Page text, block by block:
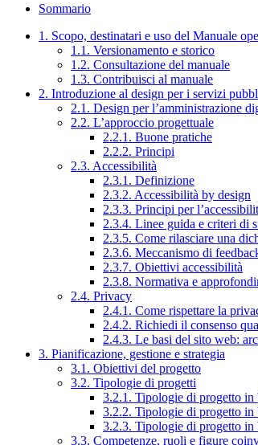
Sommario
1. Scopo, destinatari e uso del Manuale
1.1. Versionamento e storico
1.2. Consultazione del manuale
1.3. Contribuisci al manuale
2. Introduzione al design per i servizi
2.1. Design per l’amministrazione
2.2. L’approccio progettuale
2.2.1. Buone pratiche
2.2.2. Principi
2.3. Accessibilità
2.3.1. Definizione
2.3.2. Accessibilità by design
2.3.3. Principi per
2.3.4. Linee guida e criteri di
2.3.5. Come rilasciare una
2.3.6. Meccanismo di
2.3.7. Obiettivi accessibilità
2.3.8. Normativa e
2.4. Privacy
2.4.1. Come rispettare la
2.4.2. Richiedi il consenso
2.4.3. Le basi del sito web:
3. Pianificazione, gestione e strategia
3.1. Obiettivi del progetto
3.2. Tipologie di progetti
3.2.1. Tipologie di progetto
3.2.2. Tipologie di progetto in
3.2.3. Tipologie di progetto in
3.3. Competenze, ruoli e figure